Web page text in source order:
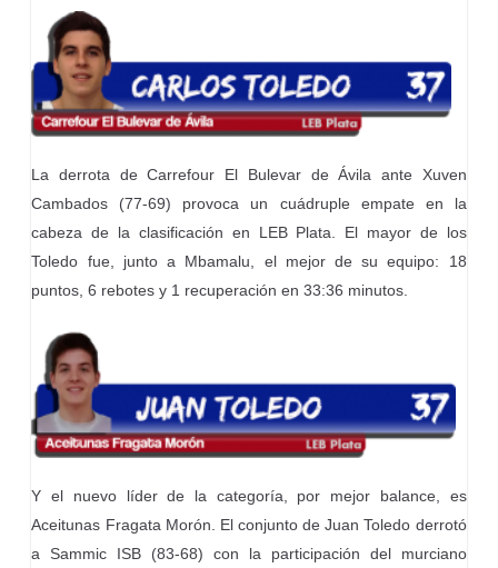
La derrota de Carrefour El Bulevar de Ávila ante Xuven
Cambados (77-69) provoca un cuádruple empate en la
cabeza de la clasificación en LEB Plata. El mayor de los
Toledo fue, junto a Mbamalu, el mejor de su equipo: 18
puntos, 6 rebotes y 1 recuperación en 33:36 minutos.
Y el nuevo líder de la categoría, por mejor balance, es
Aceitunas Fragata Morón. El conjunto de Juan Toledo derrotó
a Sammic ISB (83-68) con la participación del murciano